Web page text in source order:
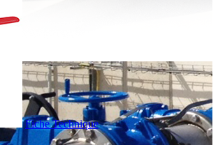
Fiche Technique